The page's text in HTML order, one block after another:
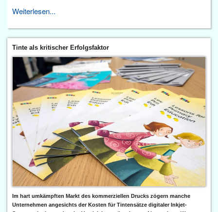
Weiterlesen...
Tinte als kritischer Erfolgsfaktor
Im hart umkämpften Markt des kommerziellen Drucks zögern manche
Unternehmen angesichts der Kosten für Tintensätze digitaler Inkjet-